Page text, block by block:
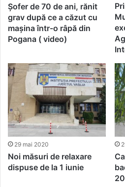
Șofer de 70 de ani, rănit
grav după ce a căzut cu
mașina într-o râpă din
Pogana ( video)
29 mai 2020
Noi măsuri de relaxare
dispuse de la 1 iunie